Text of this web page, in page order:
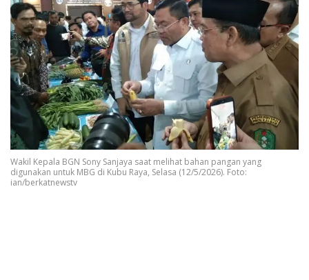
Wakil Kepala BGN Sony Sanjaya saat melihat bahan pangan yang
digunakan untuk MBG di Kubu Raya, Selasa (12/5/2026). Foto:
ian/berkatnewstv